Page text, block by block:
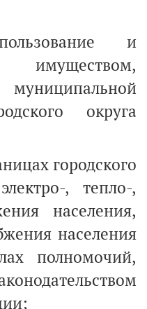
и
округа
городского
, тепло-,
населения,
населения
полномочий,